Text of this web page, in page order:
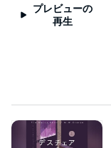
プレビューの
再生